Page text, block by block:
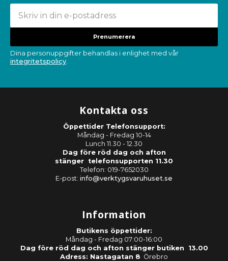
Prenumerera
Dina personuppgifter behandlas i enlighet med vår
integritetspolicy.
Kontakta oss
Öppettider Telefonsupport:
Måndag - Fredag 10-14
Lunch 11.30 - 12.30
Dag före röd dag och afton
stänger telefonsupporten 11.30
Telefon: 019-7652030
E-post: info@verktygsvaruhuset.se
Information
Butikens öppettider:
Måndag - Fredag 07:00-16:00
Dag före röd dag och afton stänger butiken 13.00
Adress: Nastagatan 8 Örebro